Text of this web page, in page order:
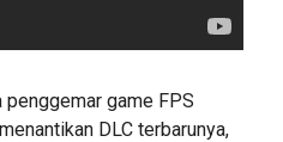
penggemar game FPS
DLC terbarunya,